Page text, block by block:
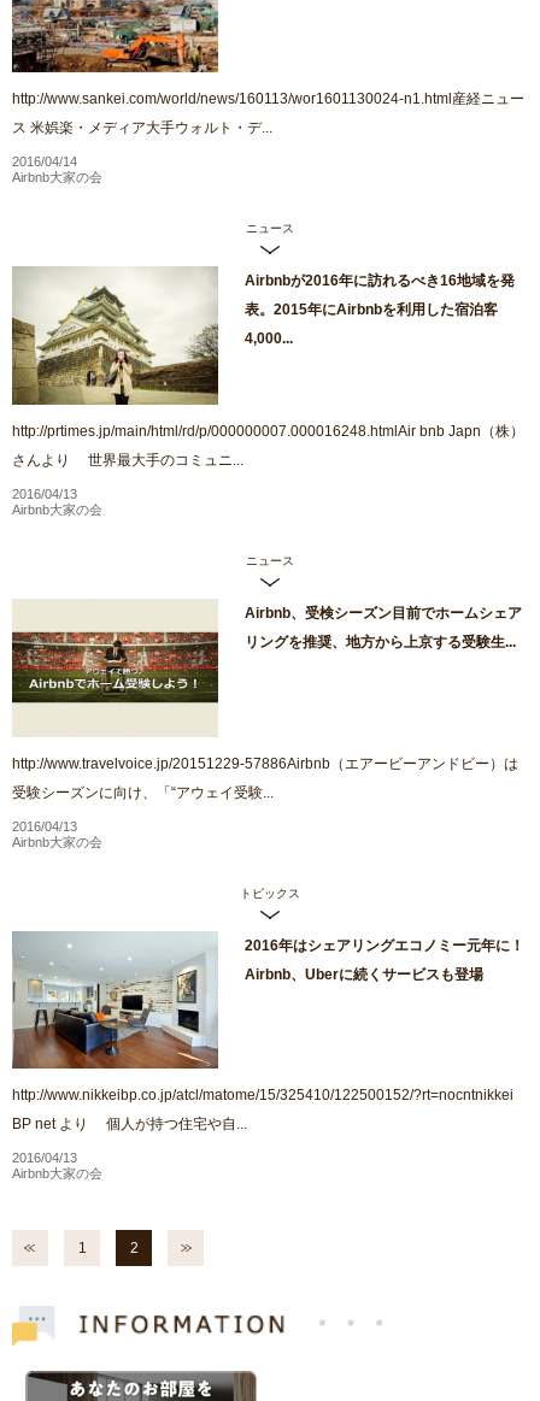
http://www.sankei.com/world/news/160113/wor1601130024-n1.html産経ニュー
ス 米娯楽・メディア大手ウォルト・デ...
2016/04/14
Airbnb大家の会
ニュース
Airbnbが2016年に訪れるべき16地域を発
表。2015年にAirbnbを利用した宿泊客
4,000...
http://prtimes.jp/main/html/rd/p/000000007.000016248.htmlAir bnb Japn（株）
さんより 世界最大手のコミュニ...
2016/04/13
Airbnb大家の会
ニュース
Airbnb、受検シーズン目前でホームシェア
リングを推奨、地方から上京する受験生...
http://www.travelvoice.jp/20151229-57886Airbnb（エアービーアンドビー）は
受験シーズンに向け、「“アウェイ受験...
2016/04/13
Airbnb大家の会
トピックス
2016年はシェアリングエコノミー元年に！
Airbnb、Uberに続くサービスも登場
http://www.nikkeibp.co.jp/atcl/matome/15/325410/122500152/?rt=nocntnikkei
BP net より 個人が持つ住宅や自...
2016/04/13
Airbnb大家の会
1 2